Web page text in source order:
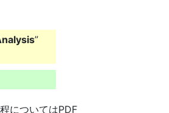
”
についてはPDF